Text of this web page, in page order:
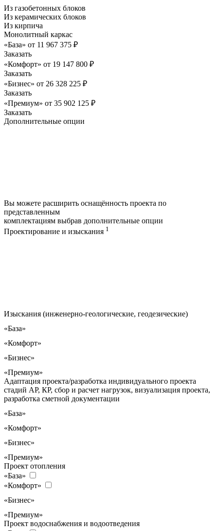
Из газобетонных блоков
Из керамических блоков
Из кирпича
Монолитный каркас
«База» от 11 967 375 ₽
Заказать
«Комфорт» от 19 147 800 ₽
Заказать
«Бизнес» от 26 328 225 ₽
Заказать
«Премиум» от 35 902 125 ₽
Заказать
Дополнительные опции
Вы можете расширить оснащённость проекта по
представленным
комплектациям выбрав дополнительные опции
Проектирование и изыскания 1
Изыскания (инженерно-геологические, геодезические)
«База»
«Комфорт»
«Бизнес»
«Премиум»
Адаптация проекта/разработка индивидуального проекта
стадий АР, КР, сбор и расчет нагрузок, визуализация проекта,
разработка сметной документации
«База»
«Комфорт»
«Бизнес»
«Премиум»
Проект отопления
«База»
«Комфорт»
«Бизнес»
«Премиум»
Проект водоснабжения и водоотведения